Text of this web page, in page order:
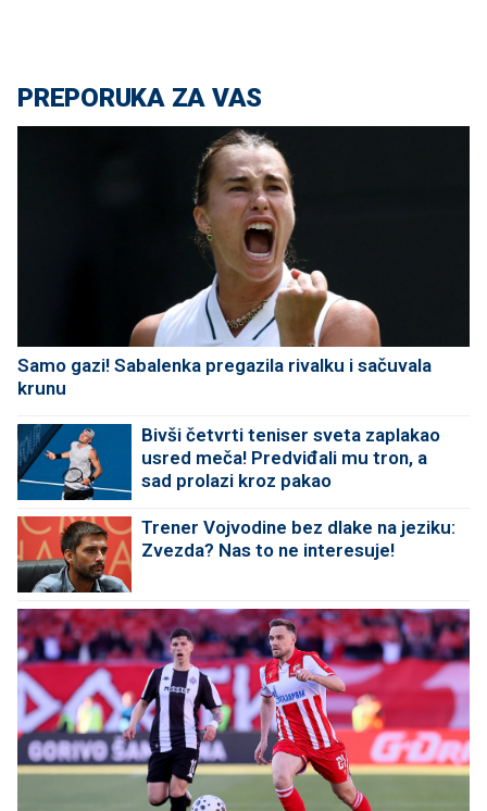
PREPORUKA ZA VAS
Samo gazi! Sabalenka pregazila rivalku i sačuvala
krunu
Bivši četvrti teniser sveta zaplakao
usred meča! Predviđali mu tron, a
sad prolazi kroz pakao
Trener Vojvodine bez dlake na jeziku:
Zvezda? Nas to ne interesuje!